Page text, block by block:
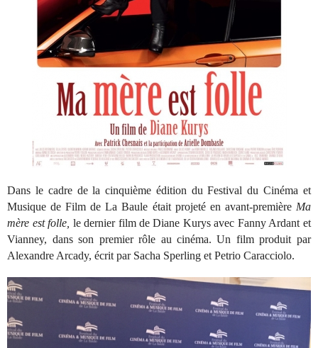
Dans le cadre de la cinquième édition du Festival du Cinéma et
Musique de Film de La Baule était projeté en avant-première Ma
mère est folle, le dernier film de Diane Kurys avec Fanny Ardant et
Vianney, dans son premier rôle au cinéma. Un film produit par
Alexandre Arcady, écrit par Sacha Sperling et Petrio Caracciolo.